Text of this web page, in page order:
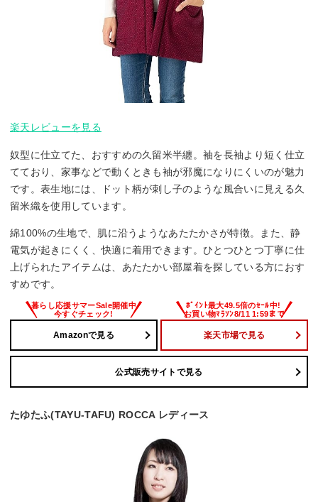
楽天レビューを見る
奴型に仕立てた、おすすめの久留米半纏。袖を長袖より短く仕立
てており、家事などで動くときも袖が邪魔になりにくいのが魅力
です。表生地には、ドット柄が刺し子のような風合いに見える久
留米織を使用しています。
綿100%の生地で、肌に沿うようなあたたかさが特徴。また、静
電気が起きにくく、快適に着用できます。ひとつひとつ丁寧に仕
上げられたアイテムは、あたたかい部屋着を探している方におす
すめです。
Amazonで見る 楽天市場で見る
公式販売サイトで見る
たゆたふ(TAYU-TAFU) ROCCA レディース